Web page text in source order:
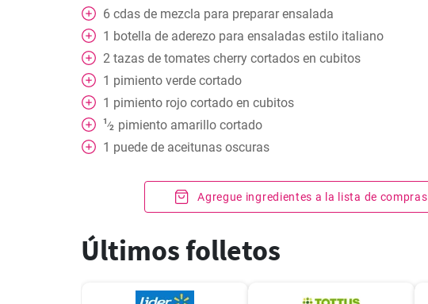
6 cdas de mezcla para preparar ensalada
1 botella de aderezo para ensaladas estilo italiano
2 tazas de tomates cherry cortados en cubitos
1 pimiento verde cortado
1 pimiento rojo cortado en cubitos
1⁄2
pimiento amarillo cortado
1 puede de aceitunas oscuras
Agregue ingredientes a la lista de compras
Últimos folletos